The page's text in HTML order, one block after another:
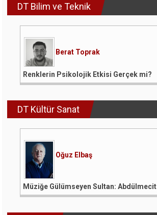
DT Bilim ve Teknik
Berat Toprak
Renklerin Psikolojik Etkisi Gerçek mi?
DT Kültür Sanat
Oğuz Elbaş
Müziğe Gülümseyen Sultan: Abdülmecit